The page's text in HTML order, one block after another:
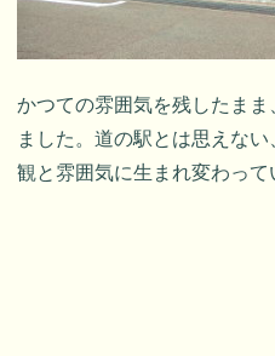
かつての雰囲気を残したま
ました。道の駅とは思えな
観と雰囲気に生まれ変わって